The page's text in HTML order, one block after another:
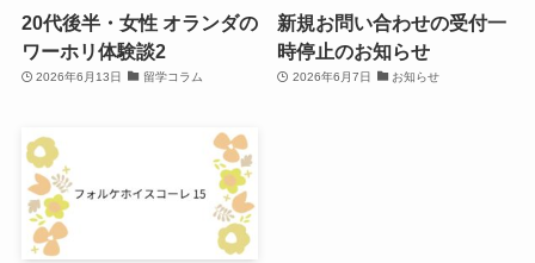
20代後半・女性 オランダの
ワーホリ体験談2
2026年6月13日 留学コラム
新規お問い合わせの受付一
時停止のお知らせ
2026年6月7日 お知らせ